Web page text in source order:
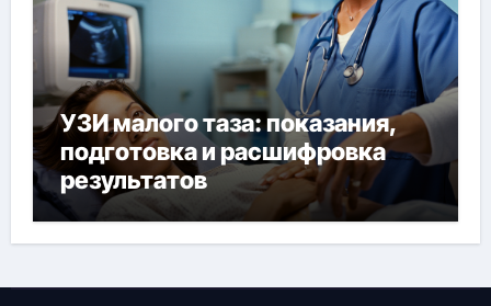
УЗИ малого таза: показания,
подготовка и расшифровка
результатов